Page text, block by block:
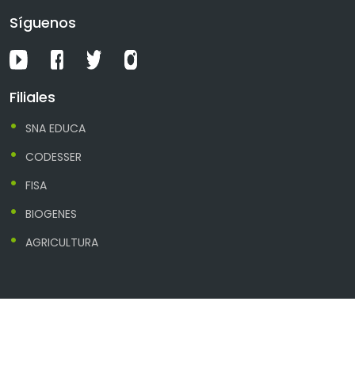
Síguenos
Filiales
SNA EDUCA
CODESSER
FISA
BIOGENES
AGRICULTURA